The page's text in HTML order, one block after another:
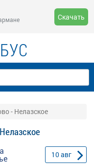
Скачать
- Нелазское
10авг